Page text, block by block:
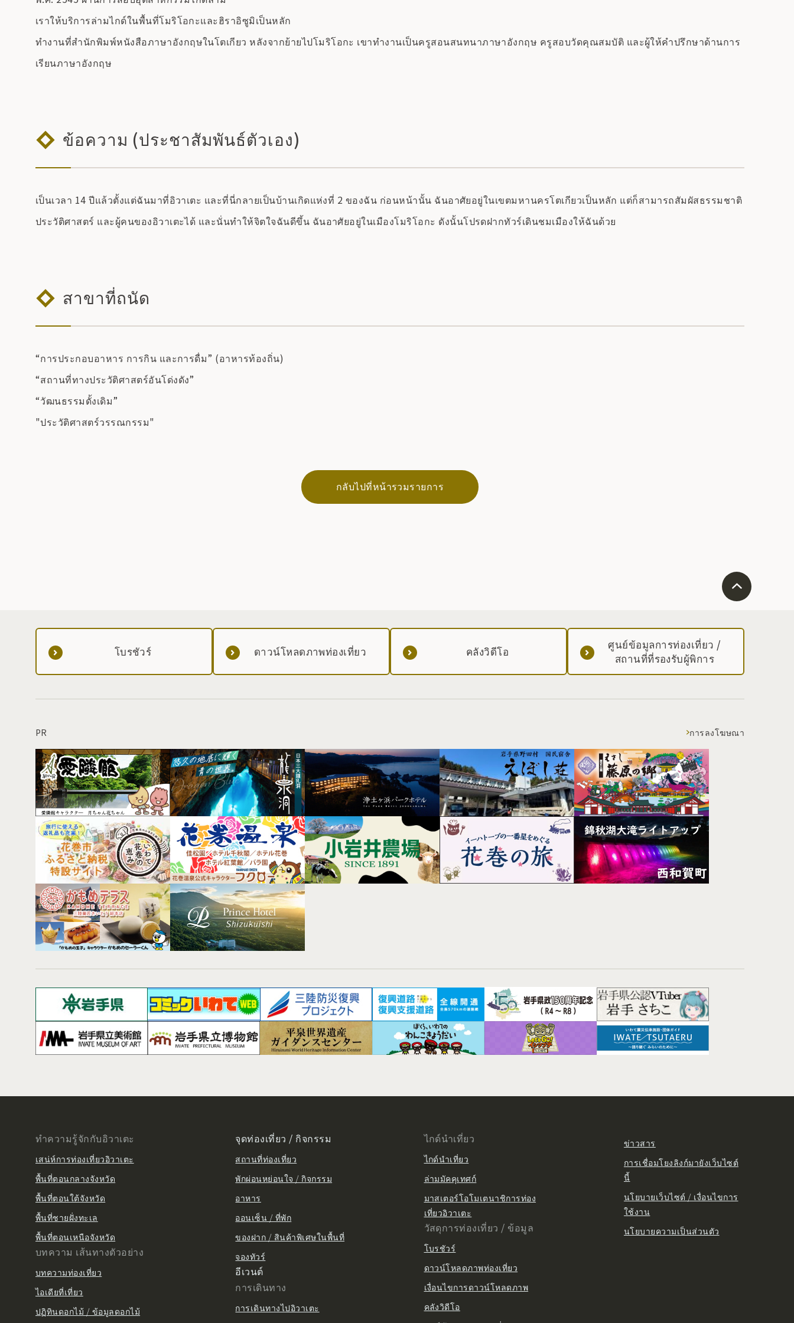
เราให้บริการล่ามไกด์ในพื้นที่โมริโอกะและฮิราอิซูมิเป็นหลัก
ทำงานที่สำนักพิมพ์หนังสือภาษาอังกฤษในโตเกียว หลังจากย้ายไปโมริโอกะ เขาทำงานเป็นครูสอนสนทนาภาษาอังกฤษ ครูสอบวัดคุณสมบัติ และผู้ให้คำปรึกษาด้านการ
เรียนภาษาอังกฤษ
ข้อความ (ประชาสัมพันธ์ตัวเอง)
เป็นเวลา 14 ปีแล้วตั้งแต่ฉันมาที่อิวาเตะ และที่นี่กลายเป็นบ้านเกิดแห่งที่ 2 ของฉัน ก่อนหน้านั้น ฉันอาศัยอยู่ในเขตมหานครโตเกียวเป็นหลัก แต่ก็สามารถสัมผัสธรรมชาติ
ประวัติศาสตร์ และผู้คนของอิวาเตะได้ และนั่นทำให้จิตใจฉันดีขึ้น ฉันอาศัยอยู่ในเมืองโมริโอกะ ดังนั้นโปรดฝากทัวร์เดินชมเมืองให้ฉันด้วย
สาขาที่ถนัด
“การประกอบอาหาร การกิน และการดื่ม” (อาหารท้องถิ่น)
“สถานที่ทางประวัติศาสตร์อันโด่งดัง”
“วัฒนธรรมดั้งเดิม”
"ประวัติศาสตร์วรรณกรรม"
กลับไปที่หน้ารวมรายการ
โบรชัวร์ ดาวน์โหลดภาพท่องเที่ยว คลังวิดีโอ
ศูนย์ข้อมูลการท่องเที่ยว /
สถานที่ที่รองรับผู้พิการ
PR การลงโฆษณา
ทำความรู้จักกับอิวาเตะ
เสน่ห์การท่องเที่ยวอิวาเตะ
พื้นที่ตอนกลางจังหวัด
พื้นที่ตอนใต้จังหวัด
พื้นที่ชายฝั่งทะเล
พื้นที่ตอนเหนือจังหวัด
บทความ เส้นทางตัวอย่าง
บทความท่องเที่ยว
ไอเดียที่เที่ยว
ปฏิทินดอกไม้ / ข้อมูลดอกไม้
จุดท่องเที่ยว / กิจกรรม
สถานที่ท่องเที่ยว
พักผ่อนหย่อนใจ / กิจกรรม
อาหาร
ออนเซ็น / ที่พัก
ของฝาก / สินค้าพิเศษในพื้นที่
จองทัวร์
อีเวนต์
การเดินทาง
การเดินทางไปอิวาเตะ
ไกด์นำเที่ยว
ไกด์นำเที่ยว
ล่ามมัคคุเทศก์
มาสเตอร์โอโมเตนาชิการท่อง
เที่ยวอิวาเตะ
วัสดุการท่องเที่ยว / ข้อมูล
โบรชัวร์
ดาวน์โหลดภาพท่องเที่ยว
เงื่อนไขการดาวน์โหลดภาพ
คลังวิดีโอ
ข่าวสาร
การเชื่อมโยงลิงก์มายังเว็บไซต์
นี้
นโยบายเว็บไซต์ / เงื่อนไขการ
ใช้งาน
นโยบายความเป็นส่วนตัว